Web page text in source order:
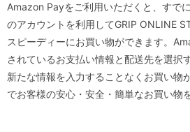
Amazon Payをご利用いただくと、すで
のアカウントを利用してGRIP ONLINE
スピーディーにお買い物ができます。
されているお支払い情報と配送先を選択
新たな情報を入力することなくお買い物
でお客様の安心・安全・簡単なお買い物